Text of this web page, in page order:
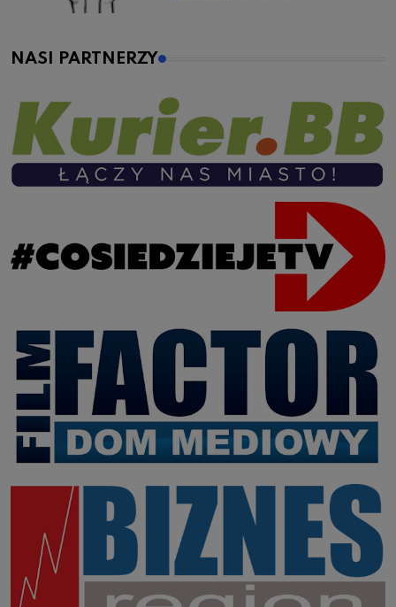
NASI PARTNERZY